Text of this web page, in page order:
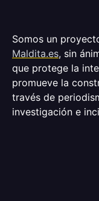
Somos un
Maldita.es, sin
que protege la
promueve la
través de
investigación e